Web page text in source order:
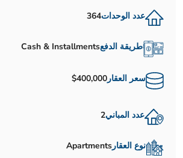
عدد الوحدات364
طريقة الدفعCash & Installments
سعر العقار$400,000
عدد المباني2
نوع العقارApartments